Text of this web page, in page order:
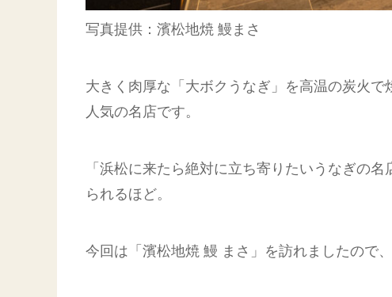
写真提供：濱松地焼 鰻まさ
大きく肉厚な「大ボクうなぎ」を高温の炭火
人気の名店です。
「浜松に来たら絶対に立ち寄りたいうなぎの
られるほど。
今回は「濱松地焼 鰻 まさ」を訪れましたので